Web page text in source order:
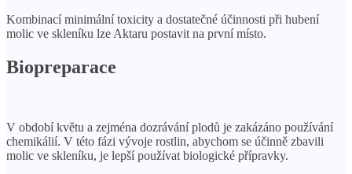
Kombinací minimální toxicity a dostatečné účinnosti při hubení
molic ve skleníku lze Aktaru postavit na první místo.
Biopreparace
V období květu a zejména dozrávání plodů je zakázáno používání
chemikálií. V této fázi vývoje rostlin, abychom se účinně zbavili
molic ve skleníku, je lepší používat biologické přípravky.